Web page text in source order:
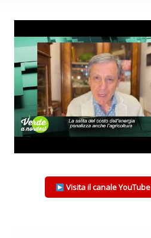
Visita il canale YouTube